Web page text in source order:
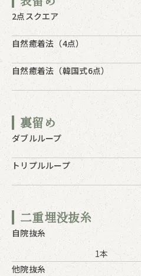
2点スクエア
自然癒着法（4点）
自然癒着法（韓国式6点）
裏留め
ダブルループ
トリプルループ
二重埋没抜糸
自院抜糸
1本
他院抜糸